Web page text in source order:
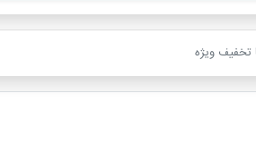
تخفیف ویژه